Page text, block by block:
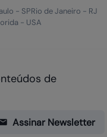
- SPRio de Janeiro - RJ
- USA
de
Assinar Newsletter